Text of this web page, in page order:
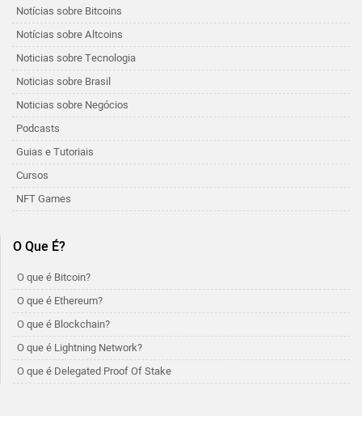
Notícias sobre Bitcoins
Notícias sobre Altcoins
Noticias sobre Tecnologia
Noticias sobre Brasil
Noticias sobre Negócios
Podcasts
Guias e Tutoriais
Cursos
NFT Games
O Que É?
O que é Bitcoin?
O que é Ethereum?
O que é Blockchain?
O que é Lightning Network?
O que é Delegated Proof Of Stake